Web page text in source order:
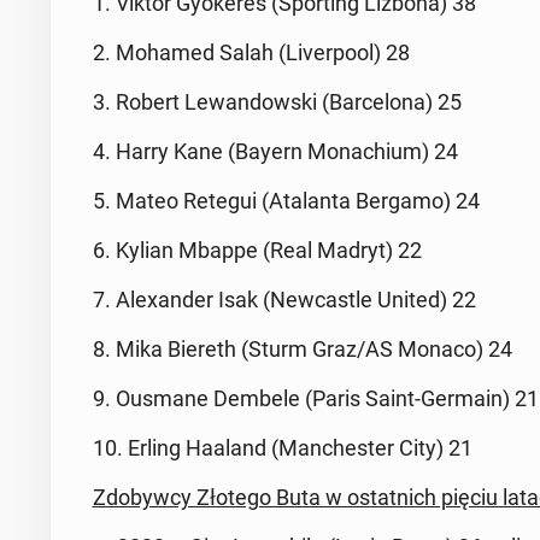
2. Mohamed Salah (Liv­er­pool) 28
3. Robert Lewandows­ki (Barcelona) 25
4. Harry Kane (Bayern Monachi­um) 24
5. Mateo Retegui (Ata­lan­ta Bergamo) 24
6. Kylian Mbappe (Real Madryt) 22
7. Alexan­der Isak (New­cas­tle United) 22
8. Mika Biereth (Sturm Graz/AS Monaco) 24
9. Ousmane Dembele (Paris Saint-Germain) 21
10. Erling Haaland (Man­ches­ter City) 21
Zdoby­w­cy Złotego Buta w os­tat­nich pięciu